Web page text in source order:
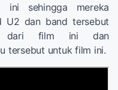
sehingga mereka
U2 dan band tersebut
dari film ini dan
tersebut untuk film ini.